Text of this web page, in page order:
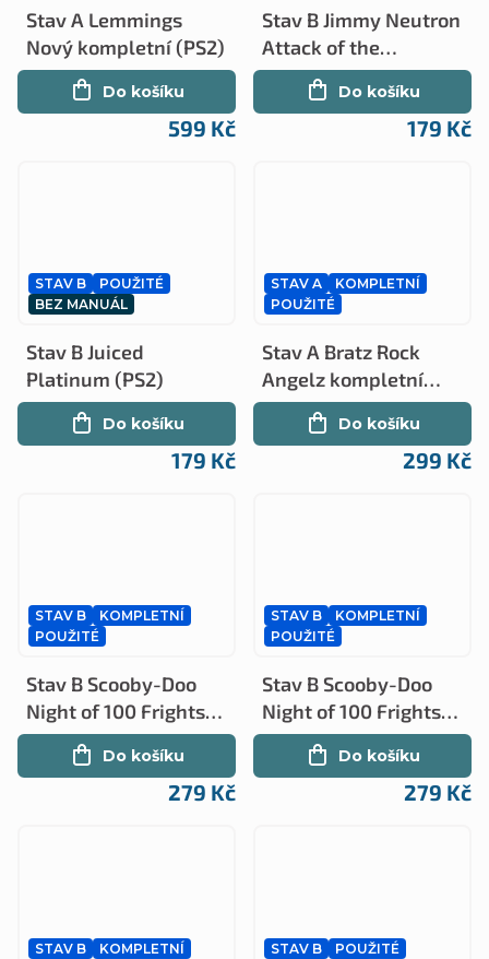
Stav A Lemmings
Nový kompletní (PS2)
599 Kč
Do košíku
Stav B Jimmy Neutron
Attack of the
Twonkies (PS2)
179 Kč
Do košíku
STAV B
POUŽITÉ
BEZ MANUÁL
Stav B Juiced
Platinum (PS2)
179 Kč
Do košíku
STAV A
KOMPLETNÍ
POUŽITÉ
Stav A Bratz Rock
Angelz kompletní
(PS2)
299 Kč
Do košíku
STAV B
KOMPLETNÍ
POUŽITÉ
Stav B Scooby-Doo
Night of 100 Frights
kompletní (PS2)
279 Kč
Do košíku
STAV B
KOMPLETNÍ
POUŽITÉ
Stav B Scooby-Doo
Night of 100 Frights
kompletní (PS2)
279 Kč
Do košíku
STAV B
KOMPLETNÍ
STAV B
POUŽITÉ